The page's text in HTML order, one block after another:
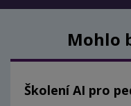
Mohlo
Školení AI pro